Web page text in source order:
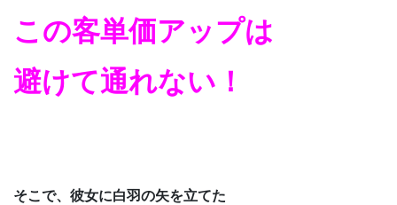
この客単価アップは
避けて通れない！
そこで、彼女に白羽の矢を立てた